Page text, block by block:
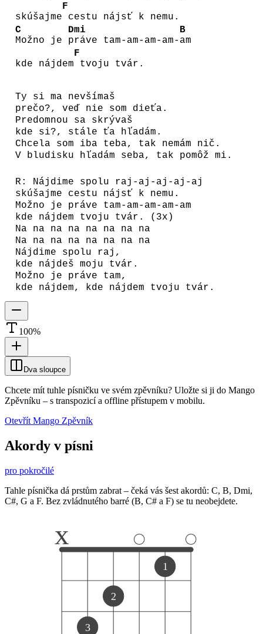
skúšajme
F
cestu nájsť k nemu.
C
Možno je
Dmi
práve tam-am-am-am-
B
am
kde nájdem
F
tvoju tvár.
Ty si ma nevšímaš
prečo?, veď nie som dieťa.
Predomnou sa skrývaš
kde si?, stále ťa hľadám.
Chcela som iba teba, tak nemám nič.
V bludisku hľadám seba, tak pomôž mi.
R: Nájdime spolu raj-aj-aj-aj-aj
skúšajme cestu nájsť k nemu.
Možno je práve tam-am-am-am-am
kde nájdem tvoju tvár. (3x)
Na na na na na na na na
Na na na na na na na na
Nájdime spolu raj,
kde nájdeš moju tvár.
Možno je práve tam,
kde nájdem, kde nájdem tvoju tvár.
100%
Dva sloupce
Chcete mít tuhle písničku ve svém zpěvníku? Uložte si ji do Mango
Zpěvníku – s transpozicí a offline přístupem v mobilu.
Otevřít Mango Zpěvník
Akordy v písni
pro pokročilé
Tahle písnička dá prstům zabrat – čeká vás šest akordů: C, B, Dmi,
C#, G a F. Bez zvládnutého barré (B, C# a F) se tu neobejdete.
x
3
2
1